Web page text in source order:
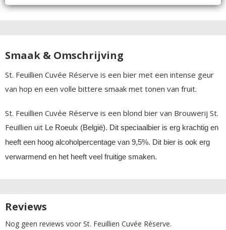
Smaak & Omschrijving
St. Feuillien Cuvée Réserve is een bier met een intense geur
van hop en een volle bittere smaak met tonen van fruit.
St. Feuillien Cuvée Réserve is een blond bier van Brouwerij St.
Feuillien uit Le Roeulx (België). Dit speciaalbier is erg krachtig en
heeft een hoog alcoholpercentage van 9,5%. Dit bier is ook erg
verwarmend en het heeft veel fruitige smaken.
Reviews
Nog geen reviews voor St. Feuillien Cuvée Réserve.